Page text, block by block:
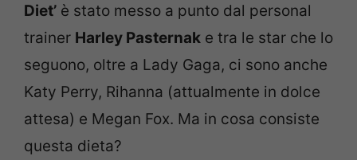
Diet’ è stato messo a punto dal personal
trainer Harley Pasternak e tra le star che lo
seguono, oltre a Lady Gaga, ci sono anche
Katy Perry, Rihanna (attualmente in dolce
attesa) e Megan Fox. Ma in cosa consiste
questa dieta?